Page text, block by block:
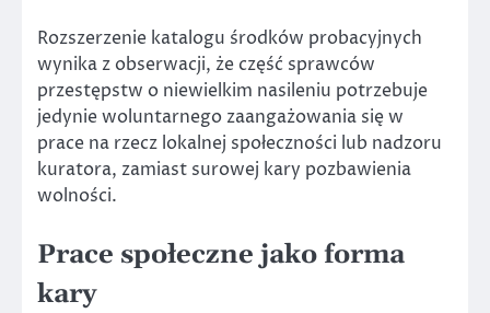
Rozszerzenie katalogu środków probacyjnych
wynika z obserwacji, że część sprawców
przestępstw o niewielkim nasileniu potrzebuje
jedynie woluntarnego zaangażowania się w
prace na rzecz lokalnej społeczności lub nadzoru
kuratora, zamiast surowej kary pozbawienia
wolności.
Prace społeczne jako forma
kary